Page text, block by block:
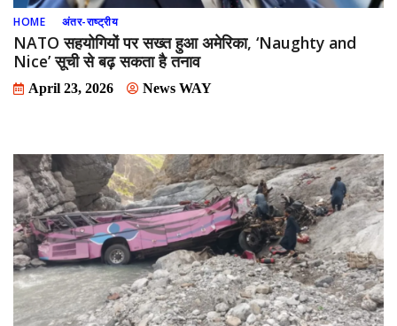
HOME अंतर-राष्ट्रीय
NATO सहयोगियों पर सख्त हुआ अमेरिका, ‘Naughty and
Nice’ सूची से बढ़ सकता है तनाव
April 23, 2026 News WAY